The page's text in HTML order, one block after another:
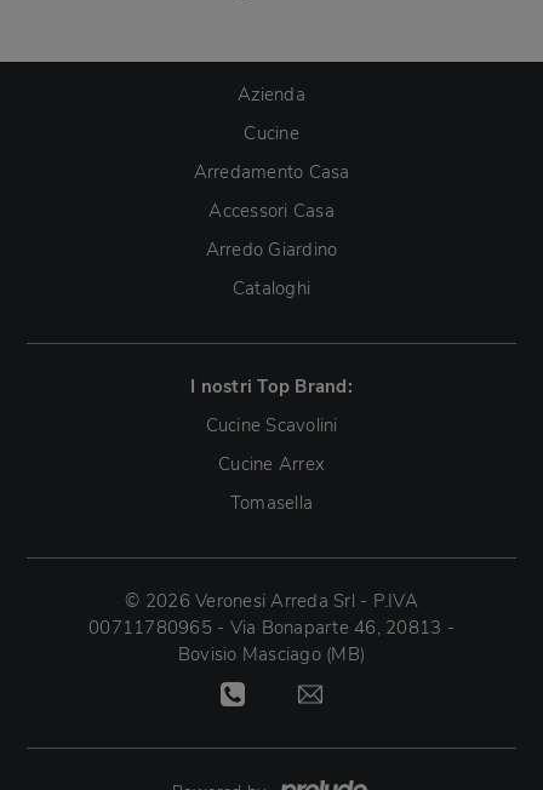
Azienda
Cucine
Arredamento Casa
Accessori Casa
Arredo Giardino
Cataloghi
I nostri Top Brand:
Cucine Scavolini
Cucine Arrex
Tomasella
© 2026 Veronesi Arreda Srl - P.IVA
00711780965 - Via Bonaparte 46, 20813 -
Bovisio Masciago (MB)